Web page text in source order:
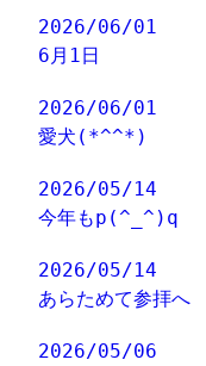
2026/06/01
6月1日
2026/06/01
愛犬(*^^*)
2026/05/14
今年もp(^_^)q
2026/05/14
あらためて参拝へ
2026/05/06